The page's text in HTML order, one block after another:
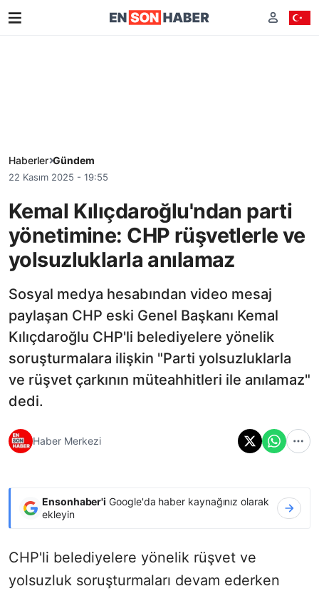
Haberler Gündem
22 Kasım 2025 - 19:55
Kemal Kılıçdaroğlu'ndan parti
yönetimine: CHP rüşvetlerle ve
yolsuzluklarla anılamaz
Sosyal medya hesabından video mesaj
paylaşan CHP eski Genel Başkanı Kemal
Kılıçdaroğlu CHP'li belediyelere yönelik
soruşturmalara ilişkin "Parti yolsuzluklarla
ve rüşvet çarkının müteahhitleri ile anılamaz"
dedi.
Haber Merkezi
Ensonhaber'i Google'da haber kaynağınız olarak
ekleyin
CHP'li belediyelere yönelik rüşvet ve
yolsuzluk soruşturmaları devam ederken